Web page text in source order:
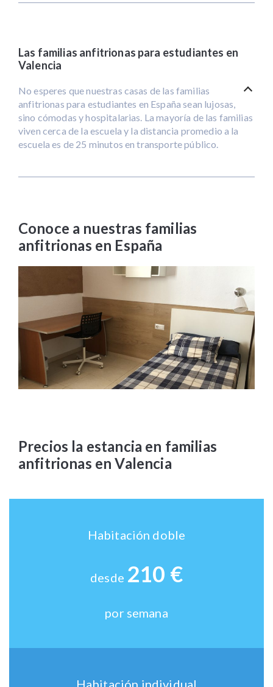
Las familias anfitrionas para estudiantes en
Valencia
No esperes que nuestras casas de las familias
anfitrionas para estudiantes en España sean lujosas,
sino cómodas y hospitalarias. La mayoría de las familias
viven cerca de la escuela y la distancia promedio a la
escuela es de 25 minutos en transporte público.
Conoce a nuestras familias
anfitrionas en España
Precios la estancia en familias
anfitrionas en Valencia
Habitación doble
desde 210 €
por semana
Habitación individual